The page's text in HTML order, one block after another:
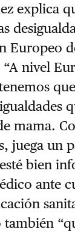
explica
Europeo
nivel
mama.
juega un
bien
ante
“q